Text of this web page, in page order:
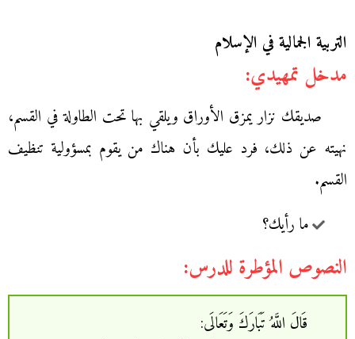
التربية الجمالية في الإسلام
مدخل تمهيدي:
صديقك نزار يمزق الأوراق ويلقي بها تحت الطاولة في القسم،
نهيته عن ذلك، فرد عليك بأن هناك من يقوم بمسؤولية تنظيف
القسم.
ما رأيك؟
النصوص المؤطرة للدرس:
قَالَ اللَّهُ تَبَارَكَ وَتَعَالَى: